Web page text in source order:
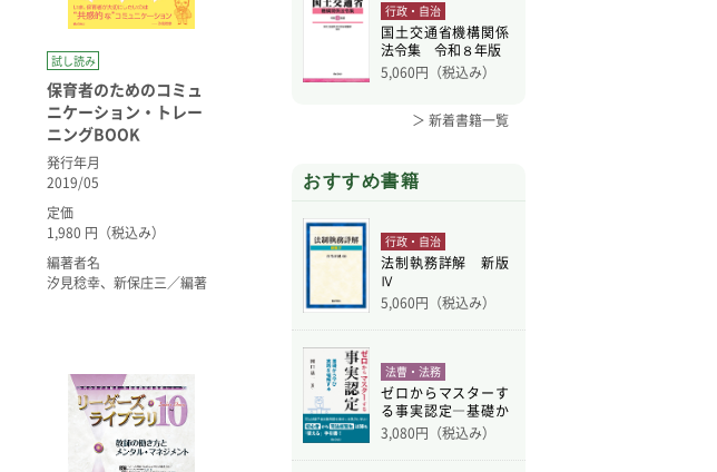
試し読み
保育者のためのコミュ
ニケーション・トレー
ニングBOOK
発行年月
2019/05
定価
1,980 円（税込み）
編著者名
汐見稔幸、新保庄三／編著
行政・自治
国土交通省機構関係
法令集 令和８年版
5,060円（税込み）
＞ 新着書籍一覧
おすすめ書籍
行政・自治
法制執務詳解 新版
Ⅳ
5,060円（税込み）
法曹・法務
ゼロからマスターす
る事実認定―基礎か
ら学
3,080円（税込み）